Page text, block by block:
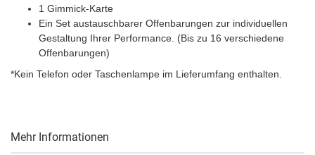
1 Gimmick-Karte
Ein Set austauschbarer Offenbarungen zur individuellen
Gestaltung Ihrer Performance. (Bis zu 16 verschiedene
Offenbarungen)
*Kein Telefon oder Taschenlampe im Lieferumfang enthalten.
Mehr Informationen